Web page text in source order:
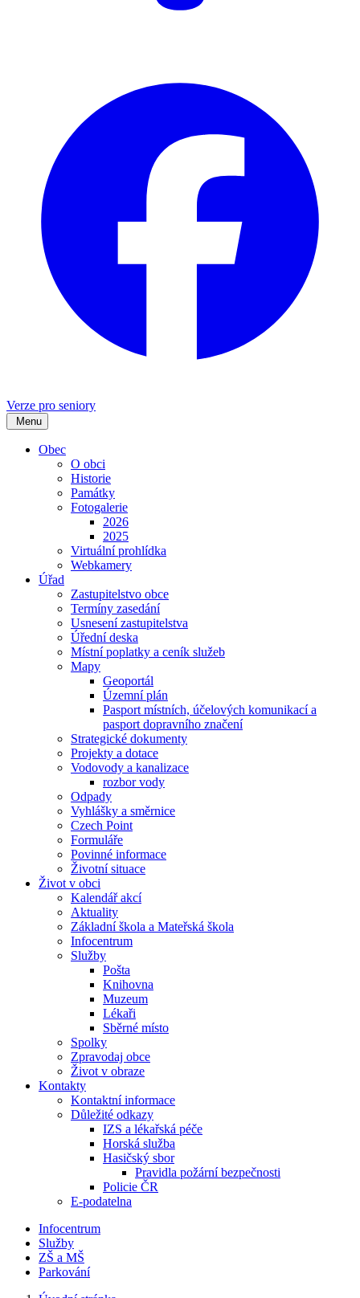
Verze pro seniory
Menu
Obec
O obci
Historie
Památky
Fotogalerie
2026
2025
Virtuální prohlídka
Webkamery
Úřad
Zastupitelstvo obce
Termíny zasedání
Usnesení zastupitelstva
Úřední deska
Místní poplatky a ceník služeb
Mapy
Geoportál
Územní plán
Pasport místních, účelových komunikací a
pasport dopravního značení
Strategické dokumenty
Projekty a dotace
Vodovody a kanalizace
rozbor vody
Odpady
Vyhlášky a směrnice
Czech Point
Formuláře
Povinné informace
Životní situace
Život v obci
Kalendář akcí
Aktuality
Základní škola a Mateřská škola
Infocentrum
Služby
Pošta
Knihovna
Muzeum
Lékaři
Sběrné místo
Spolky
Zpravodaj obce
Život v obraze
Kontakty
Kontaktní informace
Důležité odkazy
IZS a lékařská péče
Horská služba
Hasičský sbor
Pravidla požární bezpečnosti
Policie ČR
E-podatelna
Infocentrum
Služby
ZŠ a MŠ
Parkování